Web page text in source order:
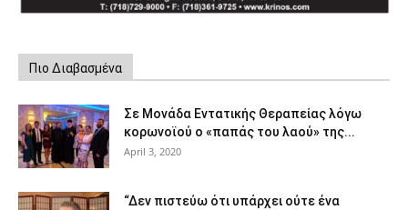
Πιο Διαβασμένα
Σε Μονάδα Εντατικής Θεραπείας λόγω
κορωνοϊού ο «παπάς του λαού» της...
April 3, 2020
“Δεν πιστεύω ότι υπάρχει ούτε ένα